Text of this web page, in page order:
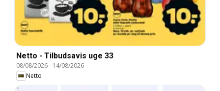
Netto - Tilbudsavis uge 33
08/08/2026- 14/08/2026
Netto